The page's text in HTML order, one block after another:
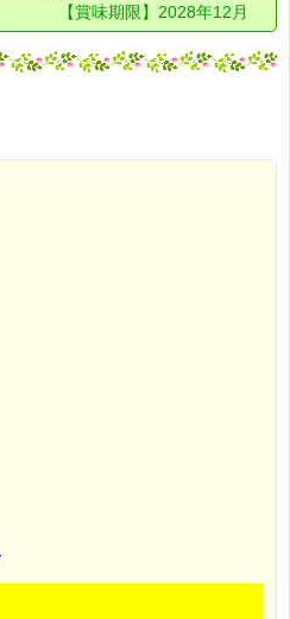
【賞味期限】2028年12月